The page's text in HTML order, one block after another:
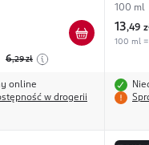
6,29 zł
online
w drogerii
100 ml
13,49
100 ml =